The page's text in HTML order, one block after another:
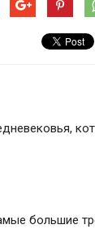
большие